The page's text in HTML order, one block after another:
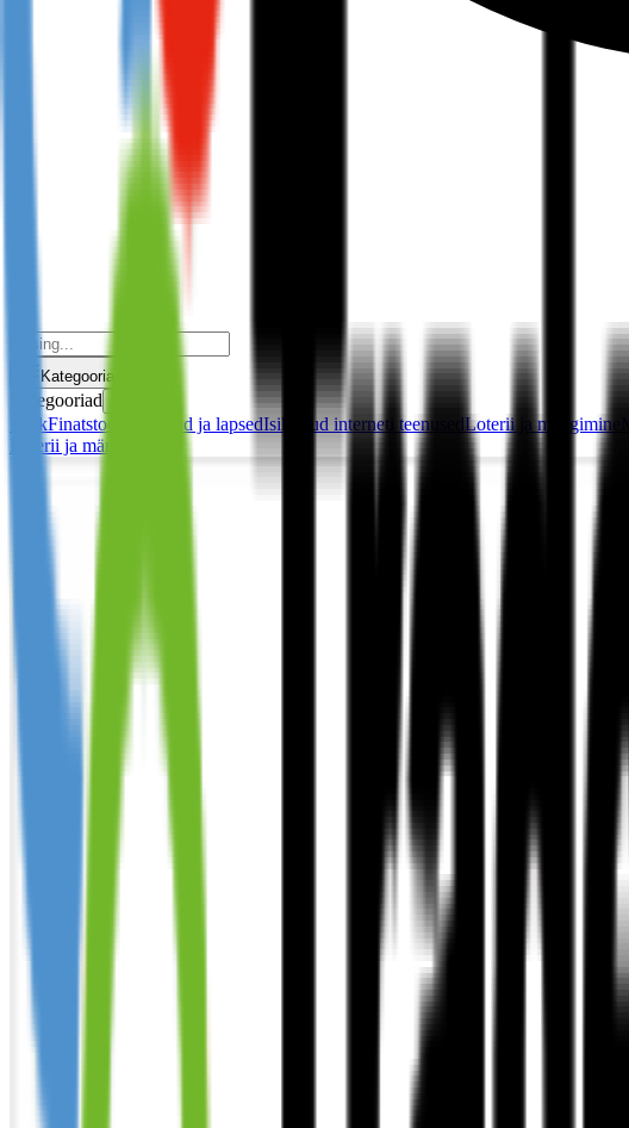
Kategooriad
Kategooriad
KõikFinatstooted Imikud ja lapsedIsiklikud interneti teenusedLoterii ja mängimine
Loterii ja mängimine